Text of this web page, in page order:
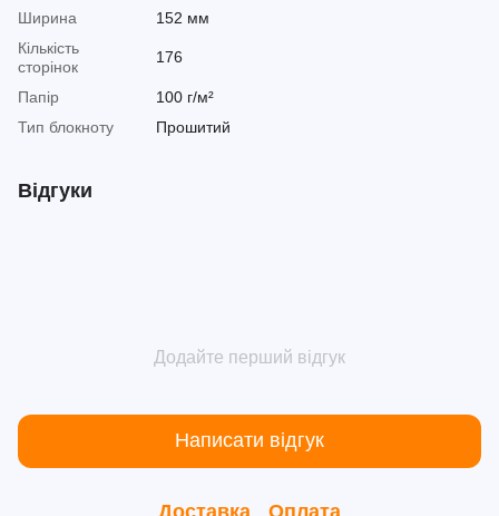
Ширина
152 мм
Кількість
сторінок
176
Папір
100 г/м²
Тип блокноту
Прошитий
Відгуки
Додайте перший відгук
Написати відгук